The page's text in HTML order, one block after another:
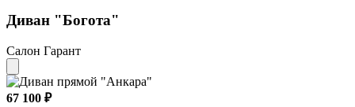
Диван "Богота"
Салон Гарант
67 100 ₽